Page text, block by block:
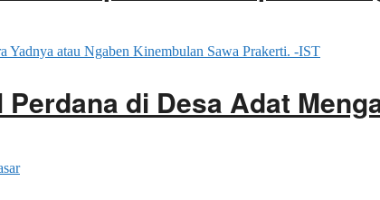
di Desa Adat